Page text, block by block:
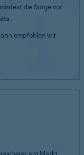
die Sorge vor
empfehlen wir